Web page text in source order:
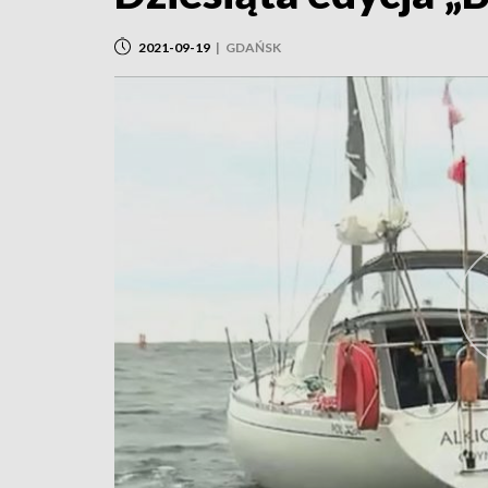
2021-09-19 | GDAŃSK